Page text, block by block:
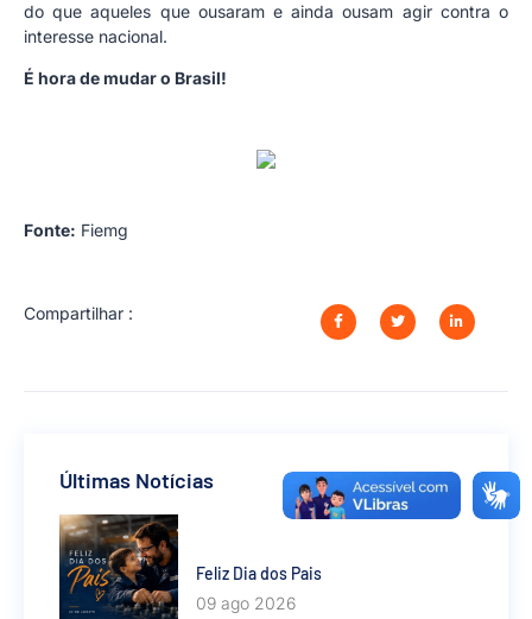
do que aqueles que ousaram e ainda ousam agir contra o
interesse nacional.
É hora de mudar o Brasil!
Fonte: Fiemg
Compartilhar :
Últimas Notícias
Feliz Dia dos Pais
09 ago 2026